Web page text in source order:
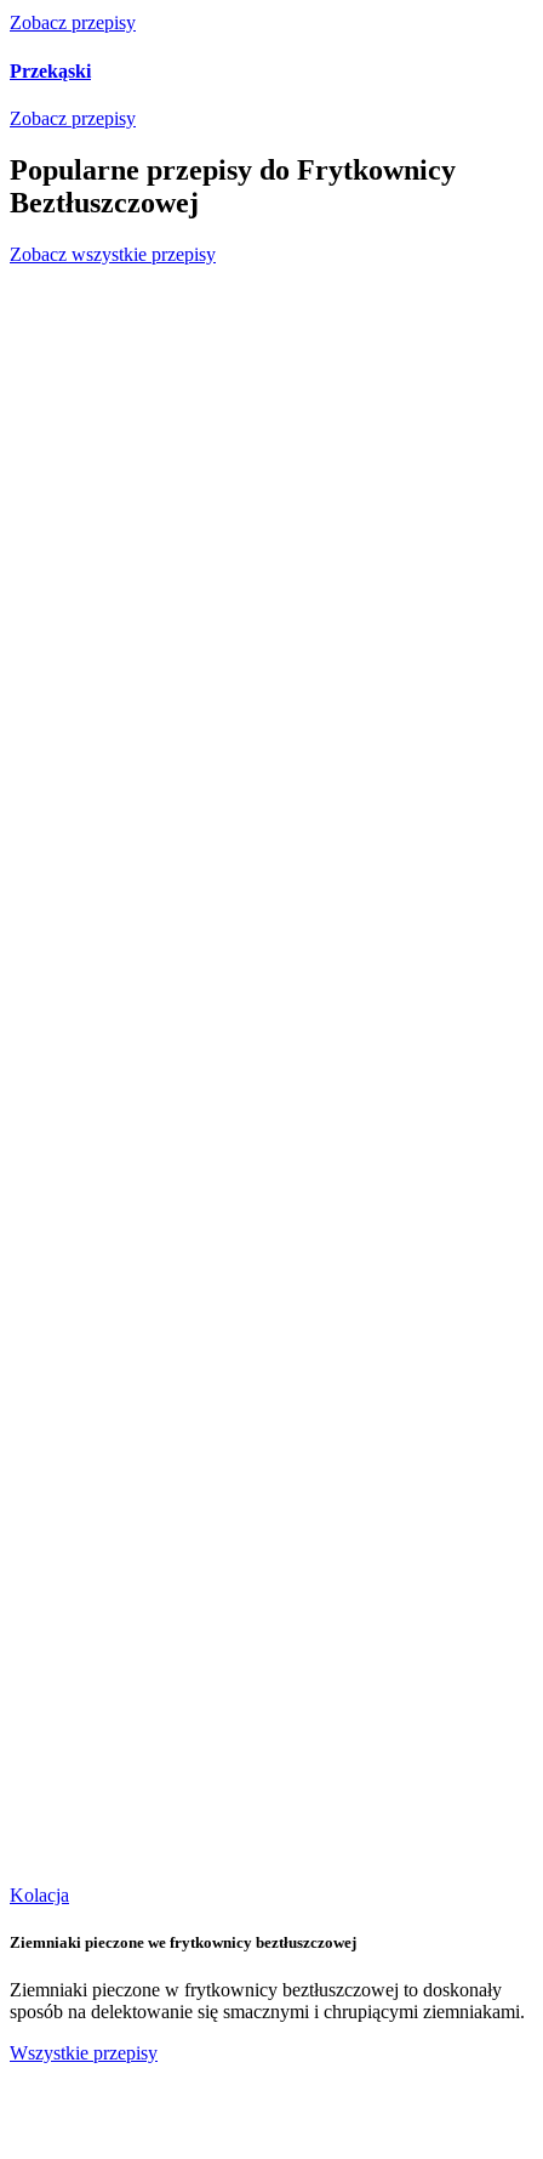
Zobacz przepisy
Przekąski
Zobacz przepisy
Popularne przepisy do Frytkownicy
Beztłuszczowej
Zobacz wszystkie przepisy
Kolacja
Ziemniaki pieczone we frytkownicy beztłuszczowej
Ziemniaki pieczone w frytkownicy beztłuszczowej to doskonały
sposób na delektowanie się smacznymi i chrupiącymi ziemniakami.
Wszystkie przepisy